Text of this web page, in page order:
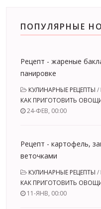
ПОПУЛЯРНЫЕ
Рецепт - жареные
панировке
КУЛИНАРНЫЕ РЕЦЕПТЫ /
КАК ПРИГОТОВИТЬ
24-ФЕВ, 00:00
Рецепт - картофель,
веточками
КУЛИНАРНЫЕ РЕЦЕПТЫ /
КАК ПРИГОТОВИТЬ
11-ЯНВ, 00:00